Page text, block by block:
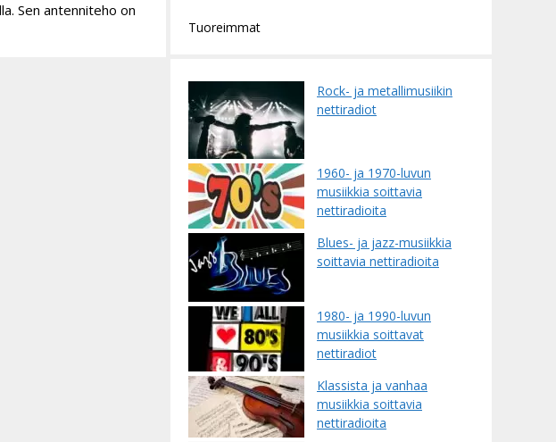
Sen antenniteho on
Tuoreimmat
Rock- ja metallimusiikin
nettiradiot
1960- ja 1970-luvun
musiikkia soittavia
nettiradioita
Blues- ja jazz-musiikkia
soittavia nettiradioita
1980- ja 1990-luvun
musiikkia soittavat
nettiradiot
Klassista ja vanhaa
musiikkia soittavia
nettiradioita